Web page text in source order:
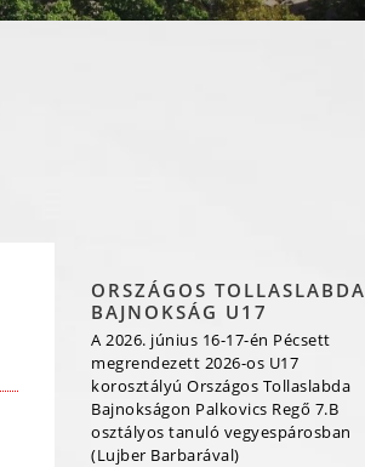
ORSZÁGOS TOLLASLABDA
BAJNOKSÁG U17
A 2026. június 16-17-én Pécsett
megrendezett 2026-os U17
korosztályú Országos Tollaslabda
Bajnokságon Palkovics Regő 7.B
osztályos tanuló vegyespárosban
(Lujber Barbarával)